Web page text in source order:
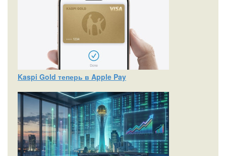
Kaspi Gold теперь в Apple Pay